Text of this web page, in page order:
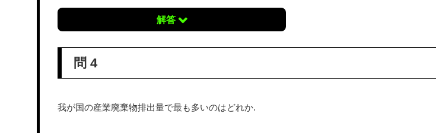
解答
問 4
我が国の産業廃棄物排出量で最も多いのはどれか.